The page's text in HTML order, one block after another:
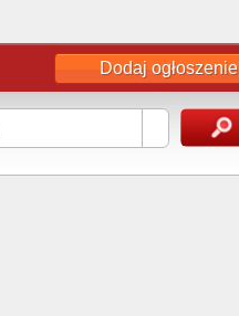
Dodaj ogłoszenie